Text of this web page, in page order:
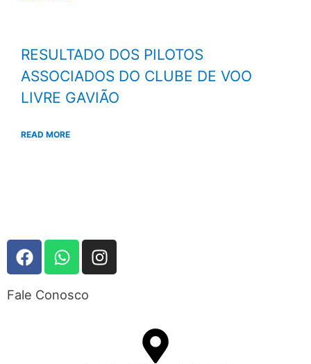
RESULTADO DOS PILOTOS
ASSOCIADOS DO CLUBE DE VOO
LIVRE GAVIÃO
READ MORE
Fale Conosco